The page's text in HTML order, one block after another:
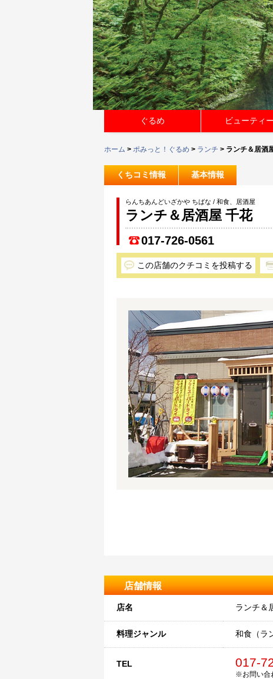
ぐるめ ビューティー
ホーム > ポみっと！ぐるめ > ランチ > ランチ＆居酒
くちコミ情報 基本情報
らんちあんどいざかや ちばな / 和食、居酒屋
ランチ＆居酒屋 千花
017-726-0561
この店舗のクチコミを投稿する
店舗情報
店名 ランチ＆
料理ジャンル 和食（ラ
TEL 017-
※お問い合